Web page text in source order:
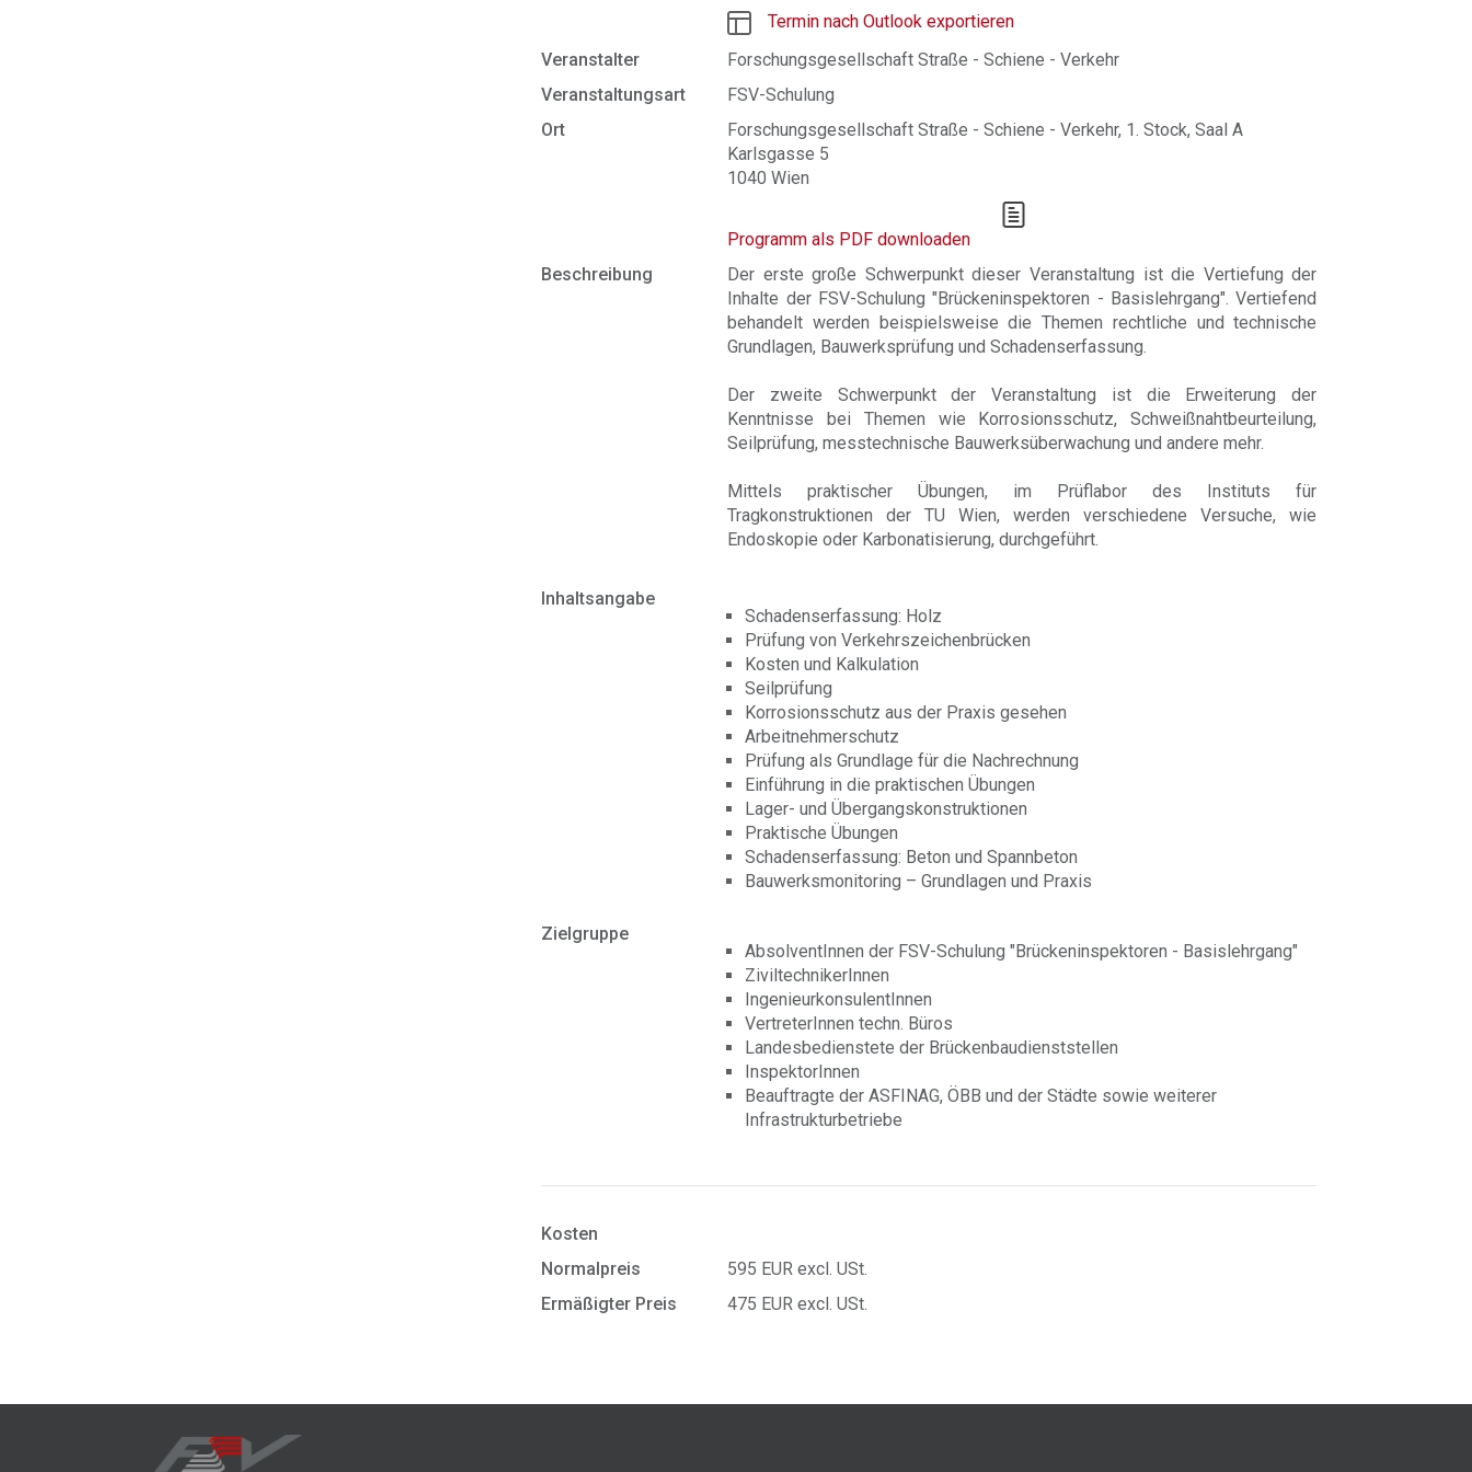
Termin nach Outlook exportieren
Veranstalter
Forschungsgesellschaft Straße - Schiene - Verkehr
Veranstaltungsart
FSV-Schulung
Ort
Forschungsgesellschaft Straße - Schiene - Verkehr, 1. Stock, Saal A
Karlsgasse 5
1040 Wien
Programm als PDF downloaden
Beschreibung
Der erste große Schwerpunkt dieser Veranstaltung ist die Vertiefung der
Inhalte der FSV-Schulung "Brückeninspektoren - Basislehrgang". Vertiefend
behandelt werden beispielsweise die Themen rechtliche und technische
Grundlagen, Bauwerksprüfung und Schadenserfassung.
Der zweite Schwerpunkt der Veranstaltung ist die Erweiterung der
Kenntnisse bei Themen wie Korrosionsschutz, Schweißnahtbeurteilung,
Seilprüfung, messtechnische Bauwerksüberwachung und andere mehr.
Mittels praktischer Übungen, im Prüflabor des Instituts für
Tragkonstruktionen der TU Wien, werden verschiedene Versuche, wie
Endoskopie oder Karbonatisierung, durchgeführt.
Inhaltsangabe
Schadenserfassung: Holz
Prüfung von Verkehrszeichenbrücken
Kosten und Kalkulation
Seilprüfung
Korrosionsschutz aus der Praxis gesehen
Arbeitnehmerschutz
Prüfung als Grundlage für die Nachrechnung
Einführung in die praktischen Übungen
Lager- und Übergangskonstruktionen
Praktische Übungen
Schadenserfassung: Beton und Spannbeton
Bauwerksmonitoring – Grundlagen und Praxis
Zielgruppe
AbsolventInnen der FSV-Schulung "Brückeninspektoren - Basislehrgang"
ZiviltechnikerInnen
IngenieurkonsulentInnen
VertreterInnen techn. Büros
Landesbedienstete der Brückenbaudienststellen
InspektorInnen
Beauftragte der ASFINAG, ÖBB und der Städte sowieweiterer
Infrastrukturbetriebe
Kosten
Normalpreis
595 EUR excl. USt.
Ermäßigter Preis
475 EUR excl. USt.